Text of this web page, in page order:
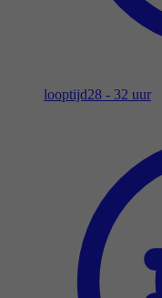
looptijd28 - 32 uur